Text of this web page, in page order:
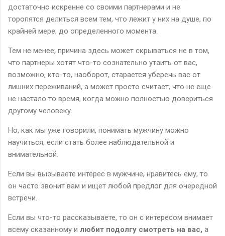
достаточно искренне со своими партнерами и не
торопятся делиться всем тем, что лежит у них на душе, по
крайней мере, до определенного момента.
Тем не менее, причина здесь может скрываться не в том,
что партнеры хотят что-то сознательно утаить от вас,
возможно, кто-то, наоборот, старается уберечь вас от
лишних переживаний, а может просто считает, что не еще
не настало то время, когда можно полностью довериться
другому человеку.
Но, как мы уже говорили, понимать мужчину можно
научиться, если стать более наблюдательной и
внимательной.
Если вы вызываете интерес в мужчине, нравитесь ему, то
он часто звонит вам и ищет любой предлог для очередной
встречи.
Если вы что-то рассказываете, то он с интересом внимает
всему сказанному и любит подолгу смотреть на вас, а